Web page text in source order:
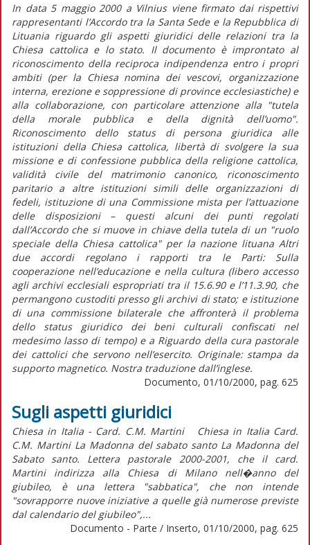
In data 5 maggio 2000 a Vilnius viene firmato dai rispettivi
rappresentanti l’Accordo tra la Santa Sede e la Repubblica di
Lituania riguardo gli aspetti giuridici delle relazioni tra la
Chiesa cattolica e lo stato. Il documento è improntato al
riconoscimento della reciproca indipendenza entro i propri
ambiti (per la Chiesa nomina dei vescovi, organizzazione
interna, erezione e soppressione di province ecclesiastiche) e
alla collaborazione, con particolare attenzione alla "tutela
della morale pubblica e della dignità dell’uomo".
Riconoscimento dello status di persona giuridica alle
istituzioni della Chiesa cattolica, libertà di svolgere la sua
missione e di confessione pubblica della religione cattolica,
validità civile del matrimonio canonico, riconoscimento
paritario a altre istituzioni simili delle organizzazioni di
fedeli, istituzione di una Commissione mista per l’attuazione
delle disposizioni – questi alcuni dei punti regolati
dall’Accordo che si muove in chiave della tutela di un "ruolo
speciale della Chiesa cattolica" per la nazione lituana Altri
due accordi regolano i rapporti tra le Parti: Sulla
cooperazione nell’educazione e nella cultura (libero accesso
agli archivi ecclesiali espropriati tra il 15.6.90 e l’11.3.90, che
permangono custoditi presso gli archivi di stato; e istituzione
di una commissione bilaterale che affronterà il problema
dello status giuridico dei beni culturali confiscati nel
medesimo lasso di tempo) e a Riguardo della cura pastorale
dei cattolici che servono nell’esercito. Originale: stampa da
supporto magnetico. Nostra traduzione dall’inglese.
Documento, 01/10/2000, pag. 625
Sugli aspetti giuridici
Chiesa in Italia - Card. C.M. Martini Chiesa in Italia Card.
C.M. Martini La Madonna del sabato santo La Madonna del
Sabato santo. Lettera pastorale 2000-2001, che il card.
Martini indirizza alla Chiesa di Milano nell�anno del
giubileo, è una lettera "sabbatica", che non intende
"sovrapporre nuove iniziative a quelle già numerose previste
dal calendario del giubileo",...
Documento - Parte / Inserto, 01/10/2000, pag. 625